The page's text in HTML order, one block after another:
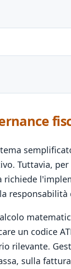
Tuttavia,
un codice
rilevante.
sulla